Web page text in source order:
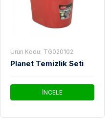
Ürün Kodu: TG020102
Planet Temizlik Seti
İNCELE